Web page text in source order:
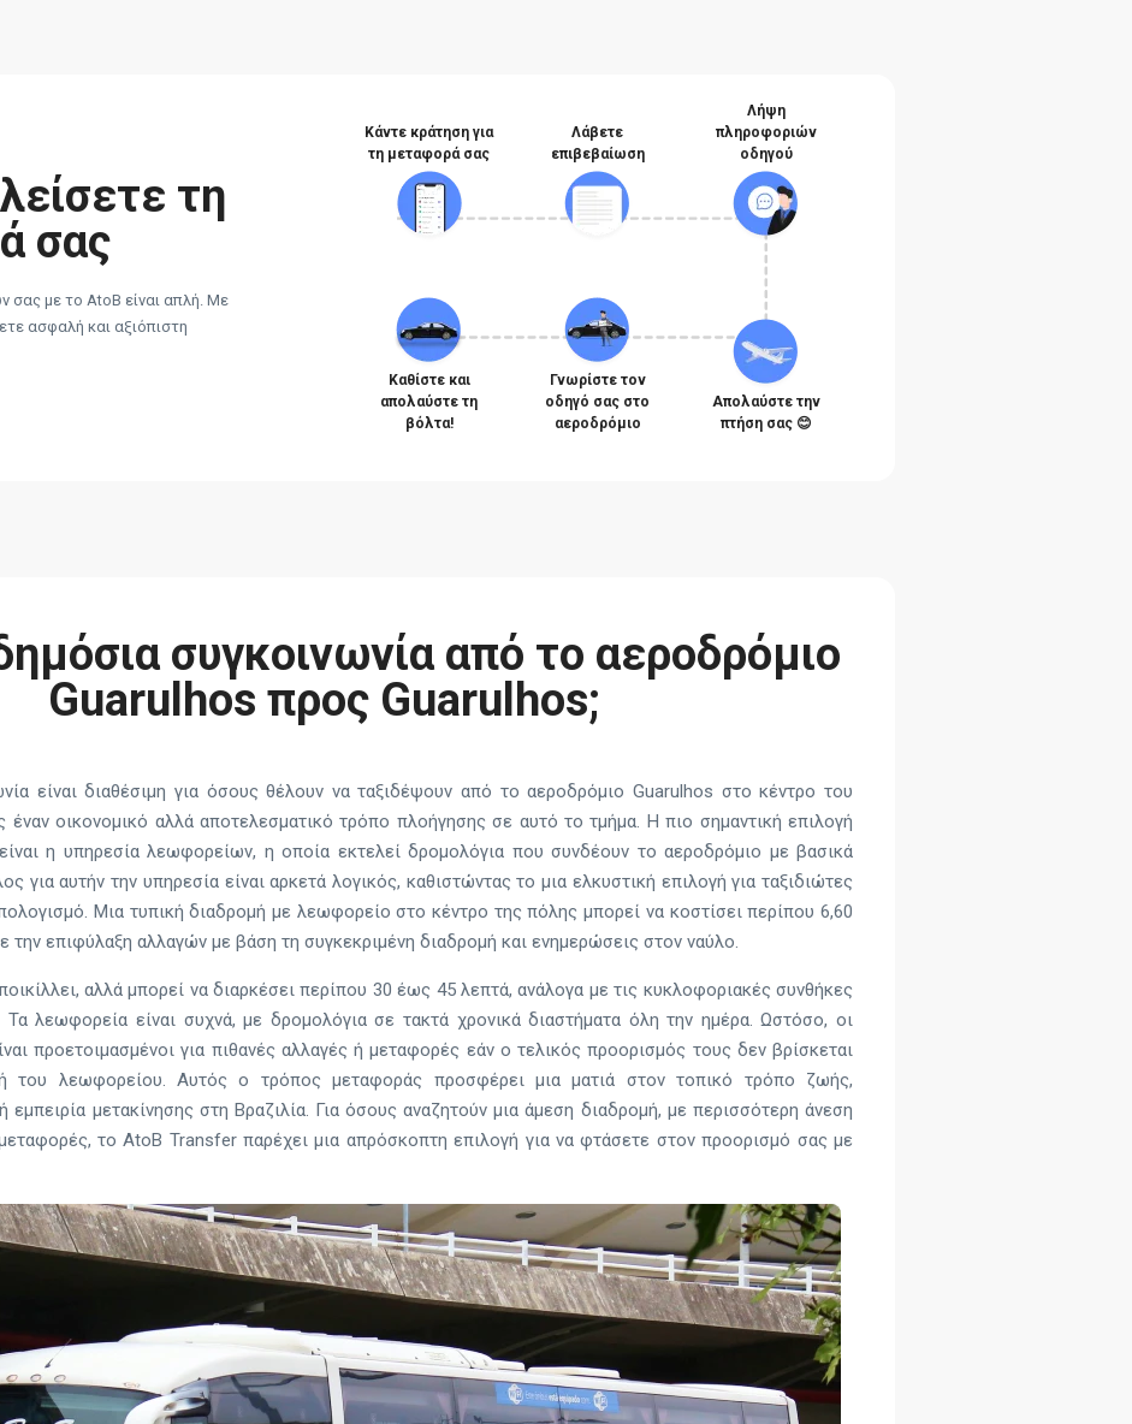
τη
σας
με το AtoB είναι απλή. Με
ασφαλή και αξιόπιστη
Κάντε κράτηση για
τη μεταφορά σας
Λάβετε
επιβεβαίωση
Λήψη
πληροφοριών
οδηγού
Καθίστε και
απολαύστε τη
βόλτα!
Γνωρίστε τον
οδηγό σας στο
αεροδρόμιο
Απολαύστε την
πτήση σας 😊
συγκοινωνία από το αεροδρόμιο
Guarulhos προς Guarulhos;
είναι διαθέσιμη για όσους θέλουν να ταξιδέψουν από το αεροδρόμιο Guarulhos στο κέντρο του
οικονομικό αλλά αποτελεσματικό τρόπο πλοήγησης σε αυτό το τμήμα. Η πιο σημαντική επιλογή
η υπηρεσία λεωφορείων, η οποία εκτελεί δρομολόγια που συνδέουν το αεροδρόμιο με βασικά
για αυτήν την υπηρεσία είναι αρκετά λογικός, καθιστώντας το μια ελκυστική επιλογή για ταξιδιώτες
Μια τυπική διαδρομή με λεωφορείο στο κέντρο της πόλης μπορεί να κοστίσει περίπου 6,60
την επιφύλαξη αλλαγών με βάση τη συγκεκριμένη διαδρομή και ενημερώσεις στον ναύλο.
αλλά μπορεί να διαρκέσει περίπου 30 έως 45 λεπτά, ανάλογα με τις κυκλοφοριακές συνθήκες
λεωφορεία είναι συχνά, με δρομολόγια σε τακτά χρονικά διαστήματα όλη την ημέρα. Ωστόσο, οι
προετοιμασμένοι για πιθανές αλλαγές ή μεταφορές εάν ο τελικός προορισμός τους δεν βρίσκεται
του λεωφορείου. Αυτός ο τρόπος μεταφοράς προσφέρει μια ματιά στον τοπικό τρόπο ζωής,
εμπειρία μετακίνησης στη Βραζιλία. Για όσους αναζητούν μια άμεση διαδρομή, με περισσότερη άνεση
μεταφορές, το AtoB Transfer παρέχει μια απρόσκοπτη επιλογή για να φτάσετε στον προορισμό σας με